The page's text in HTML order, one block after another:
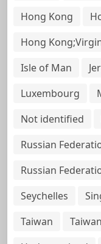
Hong Kong
Hong
Isle of Man
Luxembourg
Not identified
Russian
Russian
Seychelles
Taiwan